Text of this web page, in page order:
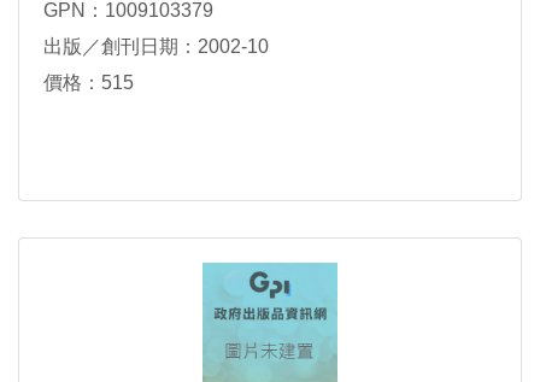
GPN：1009103379
出版／創刊日期：2002-10
價格：515